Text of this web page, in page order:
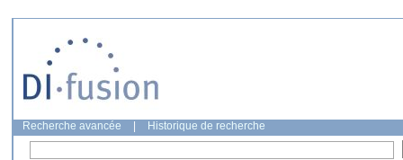
Recherche avancée Historique de recherche